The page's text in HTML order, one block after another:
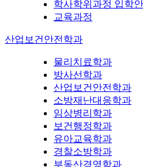
학사학위과정 입학
교육과정
산업보건안전학과
물리치료학과
방사선학과
산업보건안전학과
소방재난대응학과
임상병리학과
보건행정학과
유아교육학과
경찰소방학과
부동산경영학과